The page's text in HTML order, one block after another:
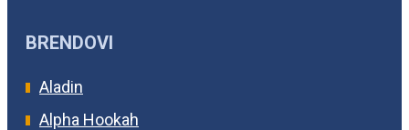
BRENDOVI
Aladin
Alpha Hookah